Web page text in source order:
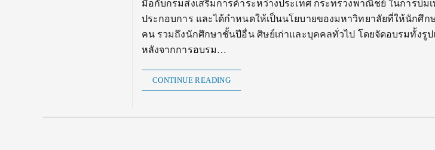
มือกับกรมส่งเสริมการค้าระหว่างประเทศ กระทรวงพาณิชย์ ในการบ่ม
ประกอบการ และได้กำหนดให้เป็นนโยบายของมหาวิทยาลัยที่ให้นักศึก
คน รวมถึงนักศึกษาชั้นปีอื่น ศิษย์เก่าและบุคคลทั่วไป โดยจัดอบรมทั้งรู
หลังจากการอบรม…
CONTINUE READING